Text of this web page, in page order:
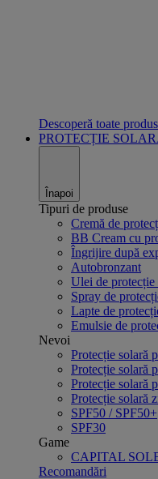
Descoperă toate
PROTECȚIE
Înapoi
Tipuri de produse
Cremă de
BB Cream cu
Îngrijire după
Autobronzant
Ulei de protecție
Spray de
Lapte de
Emulsie de
Nevoi
Protecție solară
Protecție solară
Protecție solară
Protecție solară
SPF50 / SPF50+
SPF30
Game
CAPITAL
Recomandări